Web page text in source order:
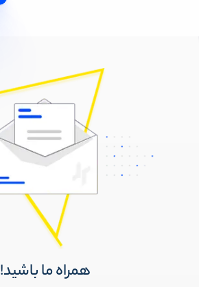
همراه ما باشید!